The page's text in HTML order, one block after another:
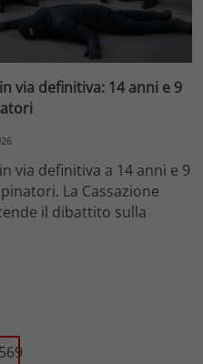
via definitiva: 14 anni e 9
via definitiva a 14 anni e 9
La Cassazione
il dibattito sulla